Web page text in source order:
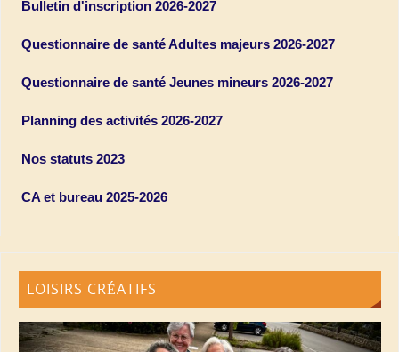
Bulletin d'inscription 2026-2027
Questionnaire de santé Adultes majeurs 2026-2027
Questionnaire de santé Jeunes mineurs 2026-2027
Planning des activités 2026-2027
Nos statuts 2023
CA et bureau 2025-2026
LOISIRS CRÉATIFS